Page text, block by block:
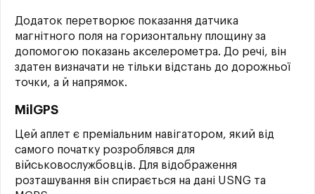
Додаток перетворює показання датчика
магнітного поля на горизонтальну площину за
допомогою показань акселерометра. До речі, він
здатен визначати не тільки відстань до дорожньої
точки, а й напрямок.
MilGPS
Цей аплет є преміальним навігатором, який від
самого початку розроблявся для
військовослужбовців. Для відображення
розташування він спирається на дані USNG та